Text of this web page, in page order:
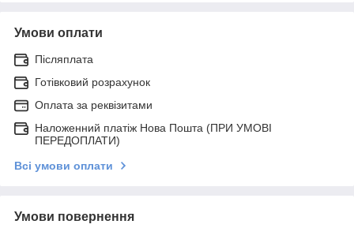
Умови оплати
Післяплата
Готівковий розрахунок
Оплата за реквізитами
Наложенний платіж Нова Пошта (ПРИ УМОВІ
ПЕРЕДОПЛАТИ)
Всі умови оплати
Умови повернення